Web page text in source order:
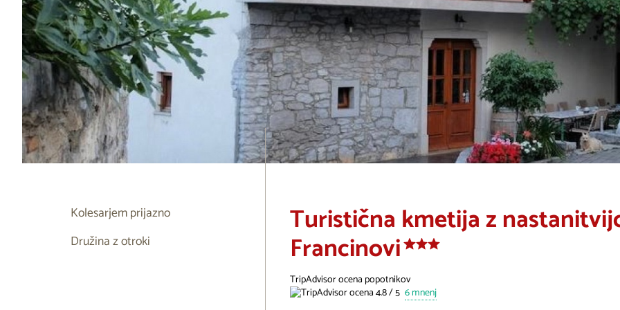
Turistična kmetija z
Francinovi
TripAdvisor ocena popotnikov
6 mnenj
Kolesarjem prijazno
Družina z otroki